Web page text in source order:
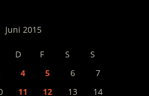
Juni 2015
D F S
S
4 5 6
7
11 12 13
14